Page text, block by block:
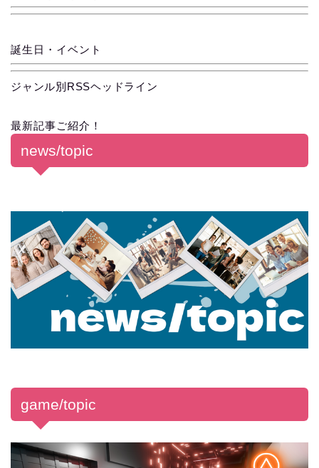
誕生日・イベント
ジャンル別RSSヘッドライン
最新記事ご紹介！
news/topic
game/topic